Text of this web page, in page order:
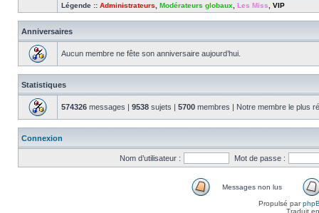
Légende :: Administrateurs Modérateurs globaux Les Miss VIP
Anniversaires
Aucun membre ne fête son anniversaire aujourd’hui.
Statistiques
574326 messages | 9538 sujets | 5700 membres | Notre membre le plus
Connexion
Nom d’utilisateur : Mot de passe :
Messages non lus
Propulsé par
Traduit